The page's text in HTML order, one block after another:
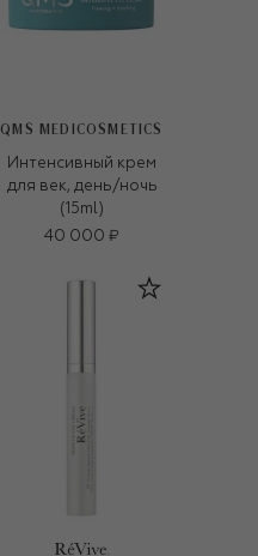
QMS MEDICOSMETICS
Интенсивный крем
для век, день/ночь
(15ml)
40 000 ₽